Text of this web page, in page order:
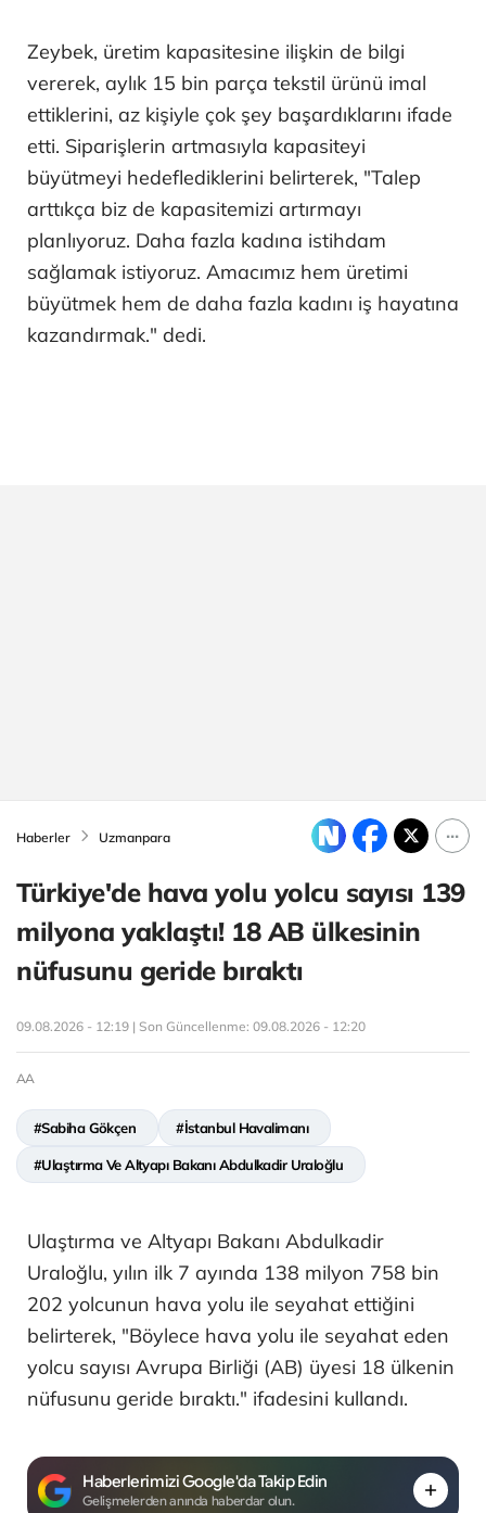
Zeybek, üretim kapasitesine ilişkin de bilgi
vererek, aylık 15 bin parça tekstil ürünü imal
ettiklerini, az kişiyle çok şey başardıklarını ifade
etti. Siparişlerin artmasıyla kapasiteyi
büyütmeyi hedeflediklerini belirterek, "Talep
arttıkça biz de kapasitemizi artırmayı
planlıyoruz. Daha fazla kadına istihdam
sağlamak istiyoruz. Amacımız hem üretimi
büyütmek hem de daha fazla kadını iş hayatına
kazandırmak." dedi.
Haberler Uzmanpara
Türkiye'de hava yolu yolcu sayısı 139
milyona yaklaştı! 18 AB ülkesinin
nüfusunu geride bıraktı
09.08.2026 - 12:19 | Son Güncellenme: 09.08.2026 - 12:20
AA
#Sabiha Gökçen #İstanbul Havalimanı
#Ulaştırma Ve Altyapı Bakanı Abdulkadir Uraloğlu
Ulaştırma ve Altyapı Bakanı Abdulkadir
Uraloğlu, yılın ilk 7 ayında 138 milyon 758 bin
202 yolcunun hava yolu ile seyahat ettiğini
belirterek, "Böylece hava yolu ile seyahat eden
yolcu sayısı Avrupa Birliği (AB) üyesi 18 ülkenin
nüfusunu geride bıraktı." ifadesini kullandı.
Haberlerimizi Google'da Takip Edin
Gelişmelerden anında haberdar olun.